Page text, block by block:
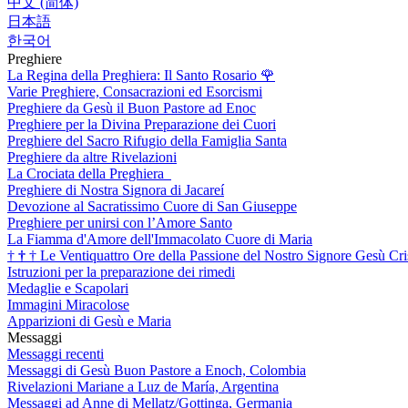
日本語
한국어
Preghiere
La Regina della Preghiera: Il Santo Rosario 🌹
Varie Preghiere, Consacrazioni ed Esorcismi
Preghiere da Gesù il Buon Pastore ad Enoc
Preghiere per la Divina Preparazione dei Cuori
Preghiere del Sacro Rifugio della Famiglia Santa
Preghiere da altre Rivelazioni
La Crociata della Preghiera
Preghiere di Nostra Signora di Jacareí
Devozione al Sacratissimo Cuore di San Giuseppe
Preghiere per unirsi con l’Amore Santo
La Fiamma d'Amore dell'Immacolato Cuore di Maria
† † † Le Ventiquattro Ore della Passione del Nostro Signore Gesù
Istruzioni per la preparazione dei rimedi
Medaglie e Scapolari
Immagini Miracolose
Apparizioni di Gesù e Maria
Messaggi
Messaggi recenti
Messaggi di Gesù Buon Pastore a Enoch, Colombia
Rivelazioni Mariane a Luz de María, Argentina
Messaggi ad Anne di Mellatz/Gottinga, Germania